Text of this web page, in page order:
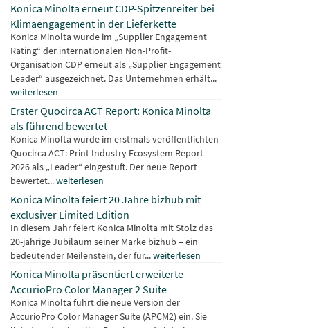
Konica Minolta erneut CDP-Spitzenreiter bei
Klimaengagement in der Lieferkette
Konica Minolta wurde im „Supplier Engagement
Rating“ der internationalen Non-Profit-
Organisation CDP erneut als „Supplier Engagement
Leader“ ausgezeichnet. Das Unternehmen erhält...
weiterlesen
Erster Quocirca ACT Report: Konica Minolta
als führend bewertet
Konica Minolta wurde im erstmals veröffentlichten
Quocirca ACT: Print Industry Ecosystem Report
2026 als „Leader“ eingestuft. Der neue Report
bewertet...weiterlesen
Konica Minolta feiert 20 Jahre bizhub mit
exclusiver Limited Edition
In diesem Jahr feiert Konica Minolta mit Stolz das
20-jährige Jubiläum seiner Marke bizhub – ein
bedeutender Meilenstein, der für...weiterlesen
Konica Minolta präsentiert erweiterte
AccurioPro Color Manager 2 Suite
Konica Minolta führt die neue Version der
AccurioPro Color Manager Suite (APCM2) ein. Sie